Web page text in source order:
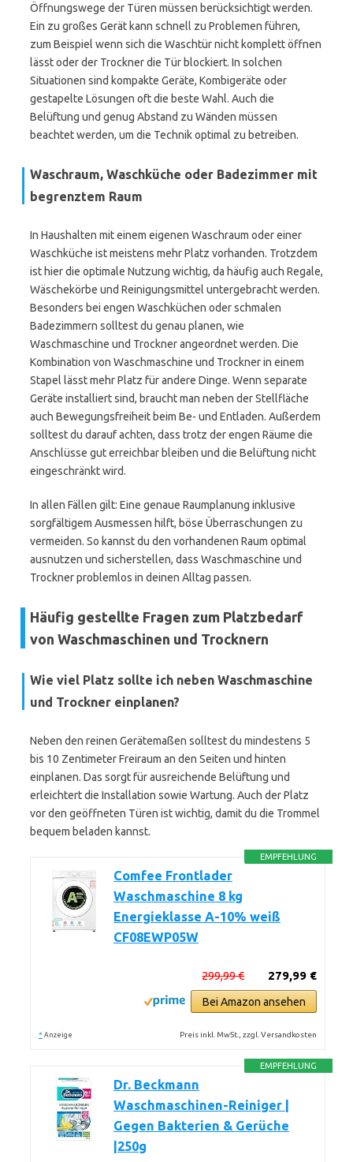
Öffnungswege der Türen müssen berücksichtigt werden.
Ein zu großes Gerät kann schnell zu Problemen führen,
zum Beispiel wenn sich die Waschtür nicht komplett öffnen
lässt oder der Trockner die Tür blockiert. In solchen
Situationen sind kompakte Geräte, Kombigeräte oder
gestapelte Lösungen oft die beste Wahl. Auch die
Belüftung und genug Abstand zu Wänden müssen
beachtet werden, um die Technik optimal zu betreiben.
Waschraum, Waschküche oder Badezimmer mit
begrenztem Raum
In Haushalten mit einem eigenen Waschraum oder einer
Waschküche ist meistens mehr Platz vorhanden. Trotzdem
ist hier die optimale Nutzung wichtig, da häufig auch Regale,
Wäschekörbe und Reinigungsmittel untergebracht werden.
Besonders bei engen Waschküchen oder schmalen
Badezimmern solltest du genau planen, wie
Waschmaschine und Trockner angeordnet werden. Die
Kombination von Waschmaschine und Trockner in einem
Stapel lässt mehr Platz für andere Dinge. Wenn separate
Geräte installiert sind, braucht man neben der Stellfläche
auch Bewegungsfreiheit beim Be- und Entladen. Außerdem
solltest du darauf achten, dass trotz der engen Räume die
Anschlüsse gut erreichbar bleiben und die Belüftung nicht
eingeschränkt wird.
In allen Fällen gilt: Eine genaue Raumplanung inklusive
sorgfältigem Ausmessen hilft, böse Überraschungen zu
vermeiden. So kannst du den vorhandenen Raum optimal
ausnutzen und sicherstellen, dass Waschmaschine und
Trockner problemlos in deinen Alltag passen.
Häufig gestellte Fragen zum Platzbedarf
von Waschmaschinen und Trocknern
Wie viel Platz sollte ich neben Waschmaschine
und Trockner einplanen?
Neben den reinen Gerätemaßen solltest du mindestens 5
bis 10 Zentimeter Freiraum an den Seiten und hinten
einplanen. Das sorgt für ausreichende Belüftung und
erleichtert die Installation sowie Wartung. Auch der Platz
vor den geöffneten Türen ist wichtig, damit du die Trommel
bequem beladen kannst.
EMPFEHLUNG
Comfee Frontlader
Waschmaschine 8 kg
Energieklasse A-10% weiß
CF08EWP05W
279,99 €
299,99 €
Bei Amazon ansehen
* Anzeige Preis inkl. MwSt., zzgl. Versandkosten
EMPFEHLUNG
Dr. Beckmann
Waschmaschinen-Reiniger |
Gegen Bakterien & Gerüche
|250g